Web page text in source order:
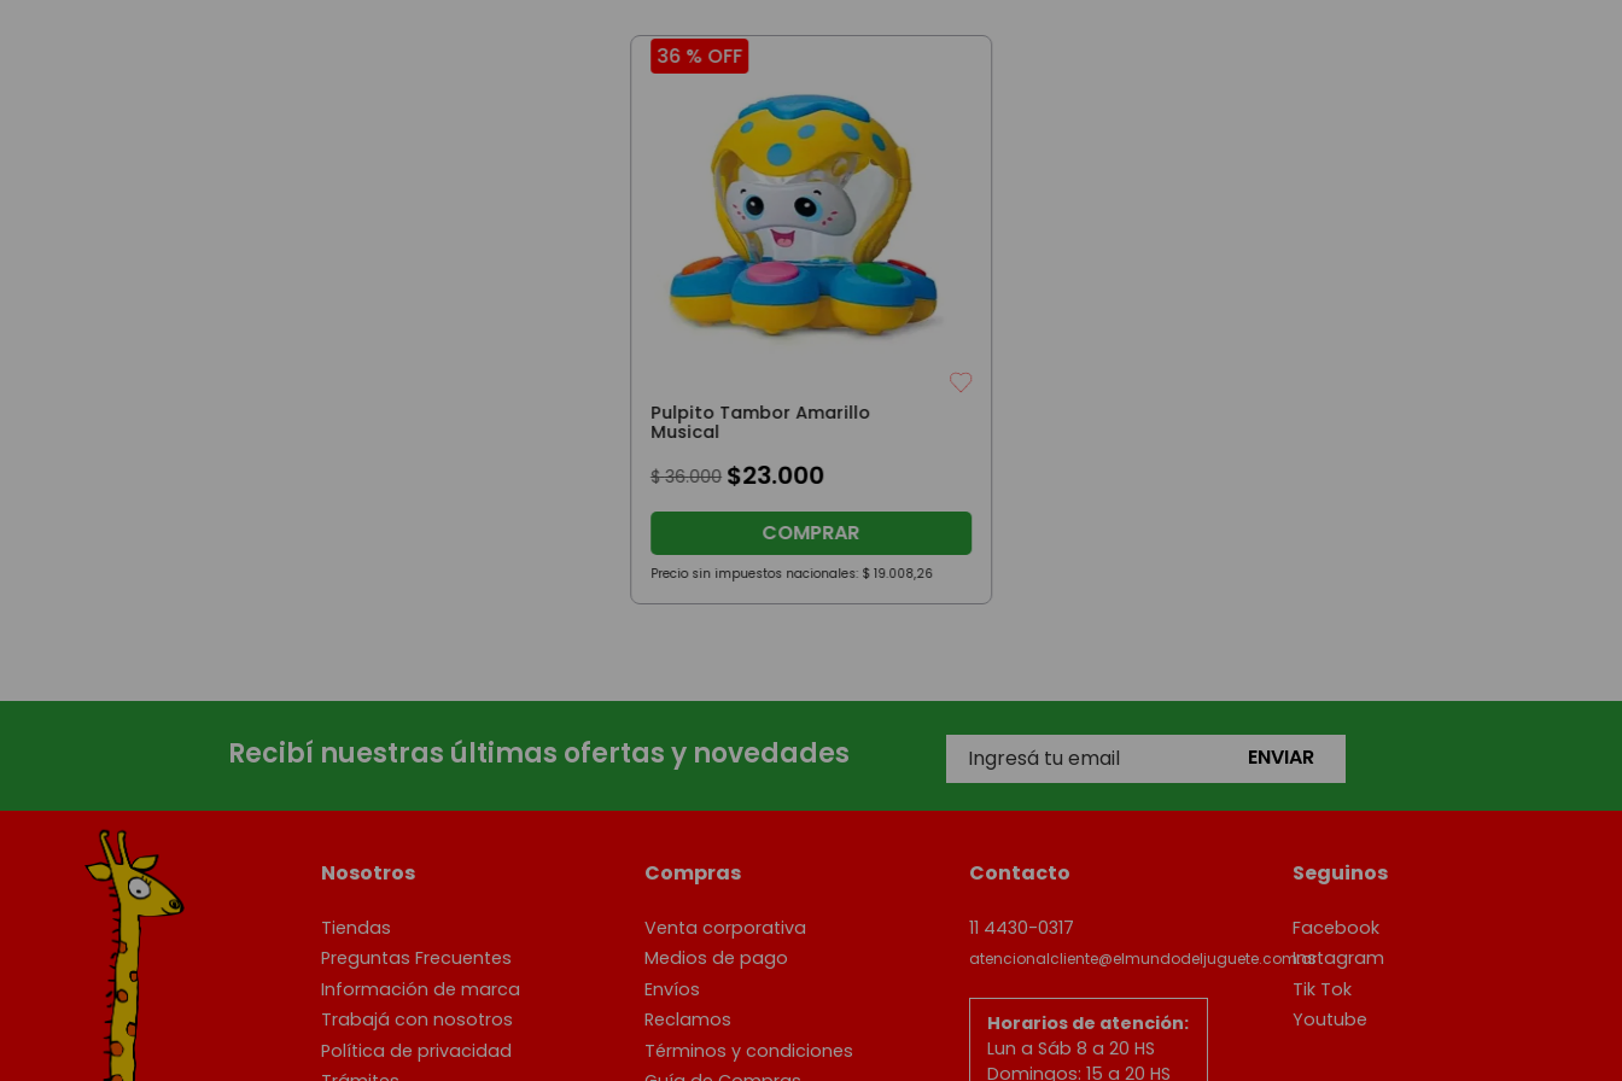
36 %OFF
Pulpito Tambor Amarillo
Musical
$ 36.000 $23.000
COMPRAR
Precio sin impuestos nacionales: $ 19.008,26
Recibí nuestras últimas ofertas y novedades ENVIAR
Nosotros
Tiendas
Preguntas Frecuentes
Información de marca
Trabajá con nosotros
Política de privacidad
Compras
Venta corporativa
Medios de pago
Envíos
Reclamos
Términos y condiciones
Contacto
11 4430-0317
atencionalcliente@elmundodeljuguete.com.ar
Horarios de atención:
Lun a Sáb 8 a 20 HS
Domingos: 15 a 20 HS
Seguinos
Facebook
Instagram
Tik Tok
Youtube